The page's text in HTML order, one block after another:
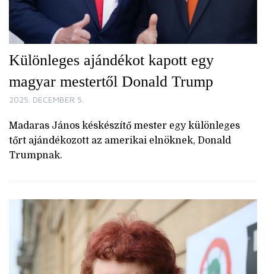
Különleges ajándékot kapott egy
magyar mestertől Donald Trump
2025. DECEMBER 5.
Madaras János késkészítő mester egy különleges
tőrt ajándékozott az amerikai elnöknek, Donald
Trumpnak.